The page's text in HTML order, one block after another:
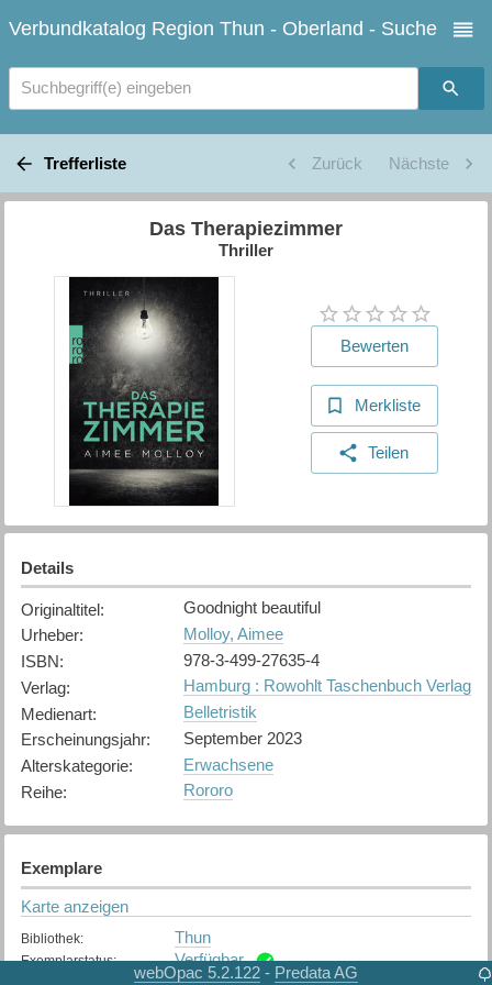
Verbundkatalog Region Thun - Oberland - Suche
Suchbegriff(e) eingeben
Trefferliste Zurück Nächste
Das Therapiezimmer
Thriller
Bewerten
Merkliste
Teilen
Details
Originaltitel:
Goodnight beautiful
Urheber:
Molloy, Aimee
ISBN:
978-3-499-27635-4
Verlag:
Hamburg : Rowohlt Taschenbuch Verlag
Medienart:
Belletristik
Erscheinungsjahr:
September 2023
Alterskategorie:
Erwachsene
Reihe: Rororo
Exemplare
Karte anzeigen
Bibliothek: Thun
Exemplarstatus: Verfügbar
webOpac 5.2.122 - Predata AG